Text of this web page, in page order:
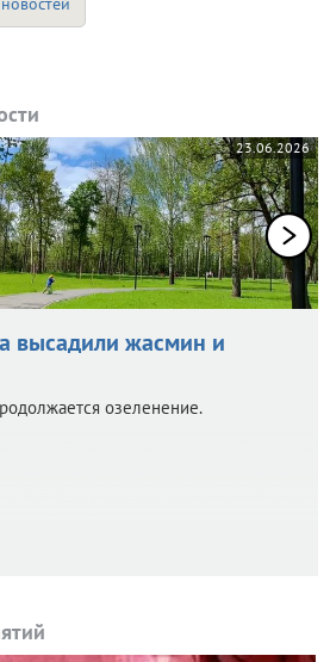
23.06.2026
высадили жасмин и
озеленение.